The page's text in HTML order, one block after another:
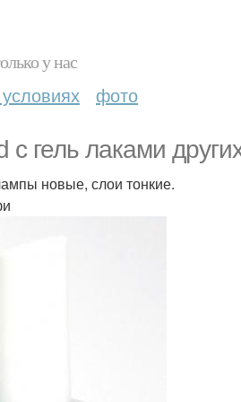
у нас
фото
гель лаками
новые, слои тонкие.